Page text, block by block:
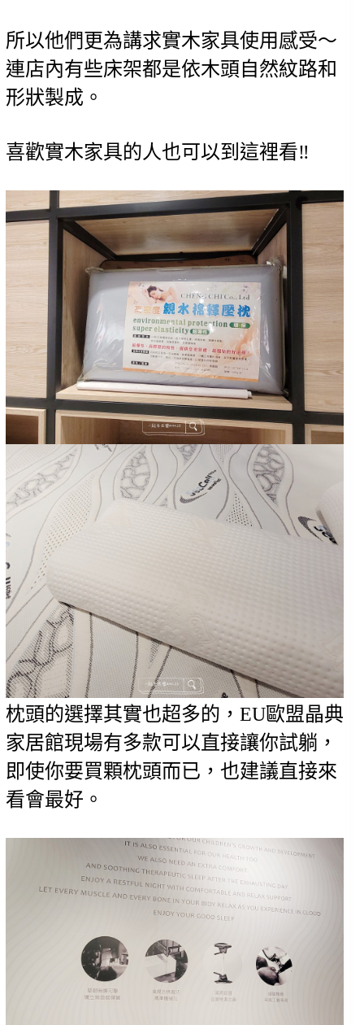
所以他們更為講求實木家具使用感受～
連店內有些床架都是依木頭自然紋路和
形狀製成。
喜歡實木家具的人也可以到這裡看‼️
枕頭的選擇其實也超多的，EU歐盟晶典
家居館現場有多款可以直接讓你試躺，
即使你要買顆枕頭而已，也建議直接來
看會最好。